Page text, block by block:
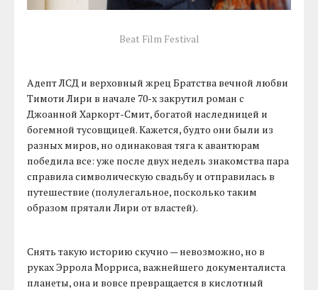
Beat Film Festival
Адепт ЛСД и верховный жрец Братства вечной любви
Тимоти Лири в начале 70-х закрутил роман с
Джоанной Харкорт-Смит, богатой наследницей и
богемной тусовщицей. Кажется, будто они были из
разных миров, но одинаковая тяга к авантюрам
победила все: уже после двух недель знакомства пара
справила символическую свадьбу и отправилась в
путешествие (полулегальное, посколько таким
образом прятали Лири от властей).
Снять такую историю скучно — невозможно, но в
руках Эррола Морриса, важнейшего документалиста
планеты, она и вовсе превращается в кислотный